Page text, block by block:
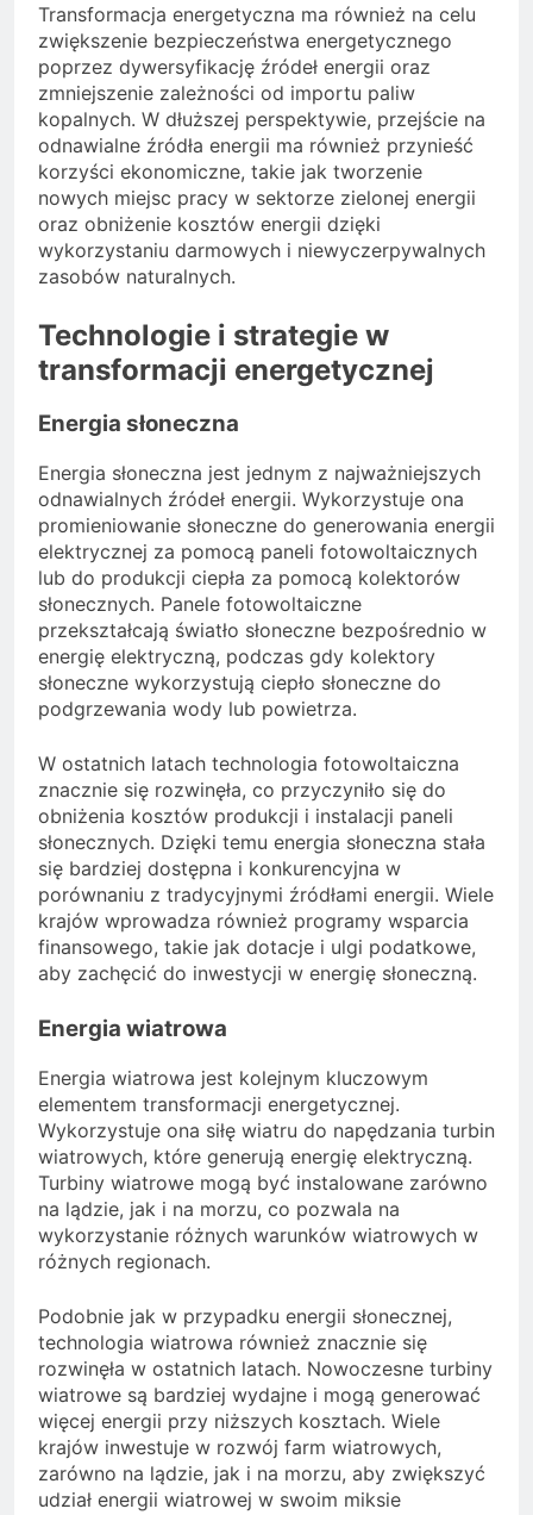
Transformacja energetyczna ma również na celu
zwiększenie bezpieczeństwa energetycznego
poprzez dywersyfikację źródeł energii oraz
zmniejszenie zależności od importu paliw
kopalnych. W dłuższej perspektywie, przejście na
odnawialne źródła energii ma również przynieść
korzyści ekonomiczne, takie jak tworzenie
nowych miejsc pracy w sektorze zielonej energii
oraz obniżenie kosztów energii dzięki
wykorzystaniu darmowych i niewyczerpywalnych
zasobów naturalnych.
Technologie i strategie w
transformacji energetycznej
Energia słoneczna
Energia słoneczna jest jednym z najważniejszych
odnawialnych źródeł energii. Wykorzystuje ona
promieniowanie słoneczne do generowania energii
elektrycznej za pomocą paneli fotowoltaicznych
lub do produkcji ciepła za pomocą kolektorów
słonecznych. Panele fotowoltaiczne
przekształcają światło słoneczne bezpośrednio w
energię elektryczną, podczas gdy kolektory
słoneczne wykorzystują ciepło słoneczne do
podgrzewania wody lub powietrza.
W ostatnich latach technologia fotowoltaiczna
znacznie się rozwinęła, co przyczyniło się do
obniżenia kosztów produkcji i instalacji paneli
słonecznych. Dzięki temu energia słoneczna stała
się bardziej dostępna i konkurencyjna w
porównaniu z tradycyjnymi źródłami energii. Wiele
krajów wprowadza również programy wsparcia
finansowego, takie jak dotacje i ulgi podatkowe,
aby zachęcić do inwestycji w energię słoneczną.
Energia wiatrowa
Energia wiatrowa jest kolejnym kluczowym
elementem transformacji energetycznej.
Wykorzystuje ona siłę wiatru do napędzania turbin
wiatrowych, które generują energię elektryczną.
Turbiny wiatrowe mogą być instalowane zarówno
na lądzie, jak i na morzu, co pozwala na
wykorzystanie różnych warunków wiatrowych w
różnych regionach.
Podobnie jak w przypadku energii słonecznej,
technologia wiatrowa również znacznie się
rozwinęła w ostatnich latach. Nowoczesne turbiny
wiatrowe są bardziej wydajne i mogą generować
więcej energii przy niższych kosztach. Wiele
krajów inwestuje w rozwój farm wiatrowych,
zarówno na lądzie, jak i na morzu, aby zwiększyć
udział energii wiatrowej w swoim miksie